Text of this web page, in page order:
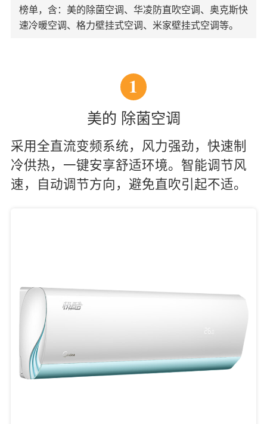
榜单，含：美的除菌空调、华凌防直吹空调、奥克斯快
速冷暖空调、格力壁挂式空调、米家壁挂式空调等。
1
美的 除菌空调
采用全直流变频系统，风力强劲，快速制
冷供热，一键安享舒适环境。智能调节风
速，自动调节方向，避免直吹引起不适。